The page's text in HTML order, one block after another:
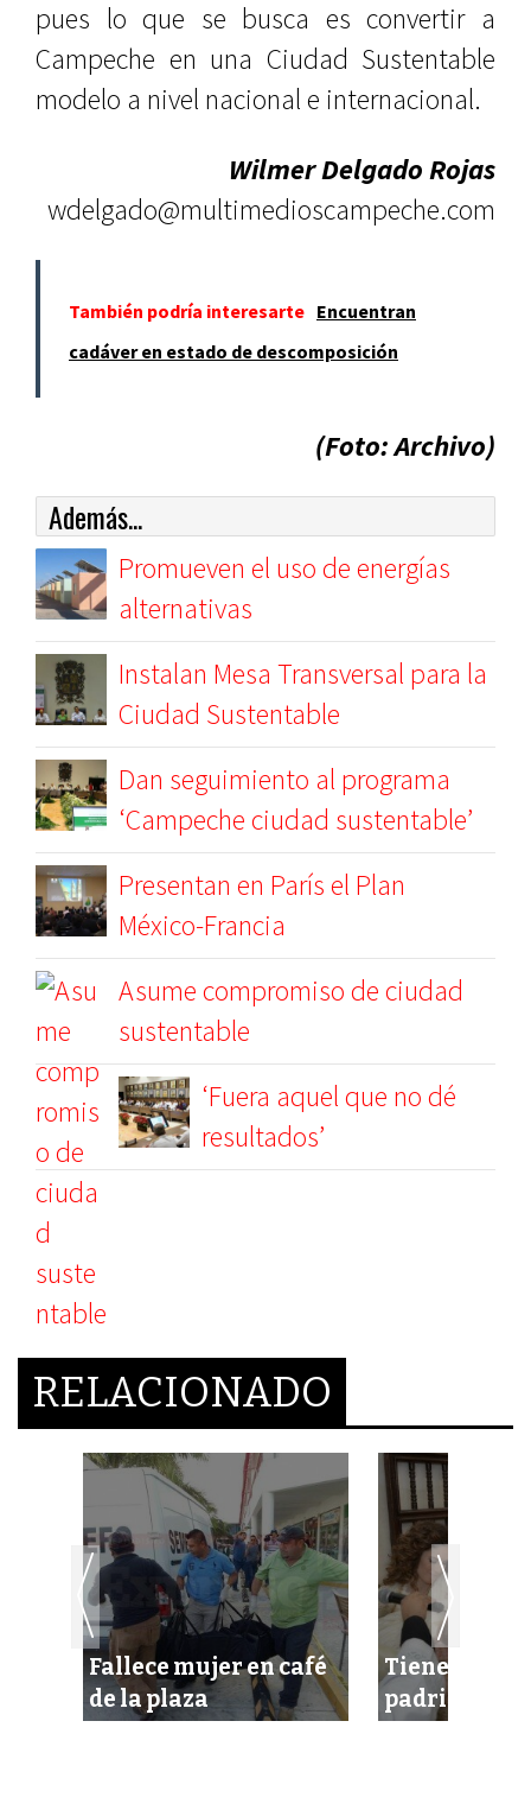
pues lo que se busca es convertir a
Campeche en una Ciudad Sustentable
modelo a nivel nacional e internacional.
Wilmer Delgado Rojas
wdelgado@multimedioscampeche.com
También podría interesarte Encuentran
cadáver en estado de descomposición
(Foto: Archivo)
Además...
Promueven el uso de energías
alternativas
Instalan Mesa Transversal para la
Ciudad Sustentable
Dan seguimiento al programa
‘Campeche ciudad sustentable’
Presentan en París el Plan
México-Francia
Asume compromiso de ciudad
sustentable
‘Fuera aquel que no dé
resultados’
RELACIONADO
Fallece mujer en café
de la plaza
Tiene
padrinos de